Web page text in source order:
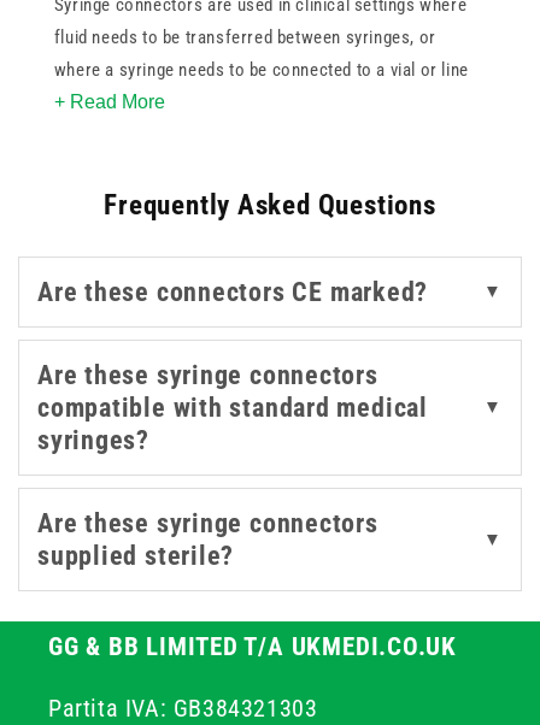
Syringe connectors are used in clinical settings where
fluid needs to be transferred between syringes, or
where a syringe needs to be connected to a vial or line
without introducing contamination risk. Having the right
administration.
For related products that support preparation and fluid
management, oursyringe filters,infusion accessories
andsyringesare also worth exploring.
+ Read More
Frequently Asked Questions
Are these connectors CE marked? ▼
Are these syringe connectors
compatible with standard medical
syringes?
▼
Are these syringe connectors
supplied sterile?
▼
GG & BB LIMITED T/A UKMEDI.CO.UK
Partita IVA: GB384321303